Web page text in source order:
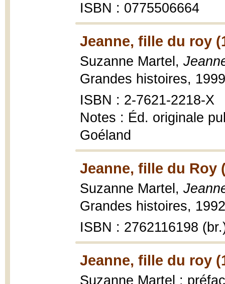
ISBN : 0775506664
Jeanne, fille du roy
Suzanne Martel,
Grandes histoires, 1999
ISBN : 2-7621-2218-X
Notes : Éd. originale
Goéland
Jeanne, fille du Roy
Suzanne Martel,
Grandes histoires,
ISBN : 2762116198
Jeanne, fille du roy
Suzanne Martel ;